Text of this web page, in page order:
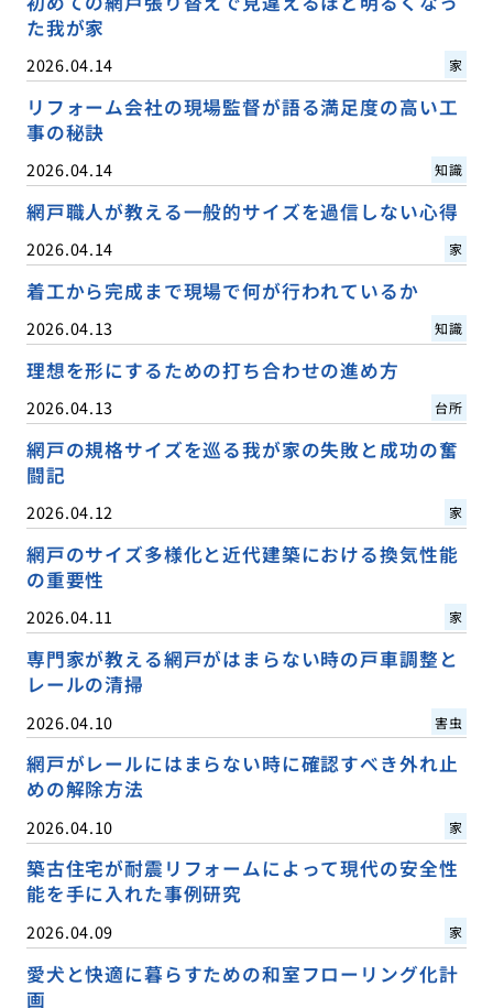
た我が家
2026.04.14 家
リフォーム会社の現場監督が語る満足度の高い工
事の秘訣
2026.04.14 知識
網戸職人が教える一般的サイズを過信しない心得
2026.04.14 家
着工から完成まで現場で何が行われているか
2026.04.13 知識
理想を形にするための打ち合わせの進め方
2026.04.13 台所
網戸の規格サイズを巡る我が家の失敗と成功の奮
闘記
2026.04.12 家
網戸のサイズ多様化と近代建築における換気性能
の重要性
2026.04.11 家
専門家が教える網戸がはまらない時の戸車調整と
レールの清掃
2026.04.10 害虫
網戸がレールにはまらない時に確認すべき外れ止
めの解除方法
2026.04.10 家
築古住宅が耐震リフォームによって現代の安全性
能を手に入れた事例研究
2026.04.09 家
愛犬と快適に暮らすための和室フローリング化計
画